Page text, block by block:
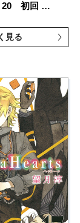
20 初回 …
見る